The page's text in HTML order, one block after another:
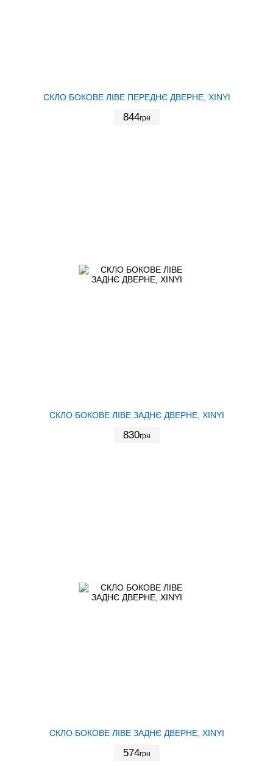
СКЛО БОКОВЕ ЛІВЕ ПЕРЕДНЄ ДВЕРНЕ, XINYI
844грн
СКЛО БОКОВЕ ЛІВЕ ЗАДНЄ ДВЕРНЕ, XINYI
830грн
СКЛО БОКОВЕ ЛІВЕ ЗАДНЄ ДВЕРНЕ, XINYI
574грн